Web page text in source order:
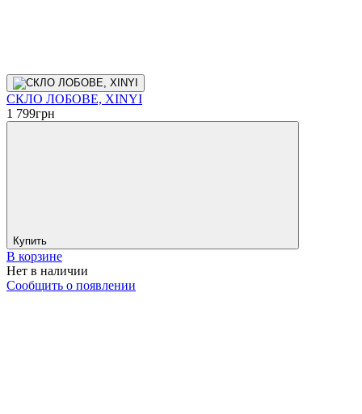
СКЛО ЛОБОВЕ, XINYI
1 799грн
Купить
В корзине
Нет в наличии
Сообщить о появлении